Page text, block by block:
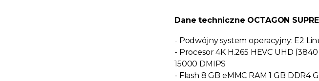
Dane techniczne OCTAGON
- Podwójny system operacyjny: E2
- Procesor 4K H.265 HEVC UHD
15000 DMIPS
- Flash 8 GB eMMC RAM 1 GB DDR4